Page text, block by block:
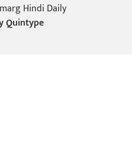
Hindi Daily
Quintype